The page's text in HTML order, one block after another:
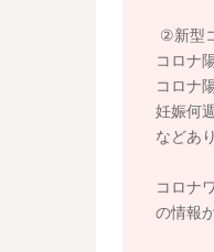
②新型
コロナ
コロナ
妊娠何
などあ
コロナ
の情報